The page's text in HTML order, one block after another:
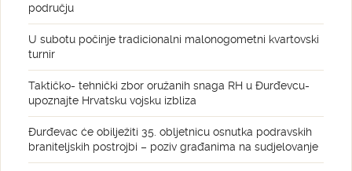
području
U subotu počinje tradicionalni malonogometni kvartovski
turnir
Taktičko- tehnički zbor oružanih snaga RH u Đurđevcu-
upoznajte Hrvatsku vojsku izbliza
Đurđevac će obilježiti 35. obljetnicu osnutka podravskih
braniteljskih postrojbi – poziv građanima na sudjelovanje